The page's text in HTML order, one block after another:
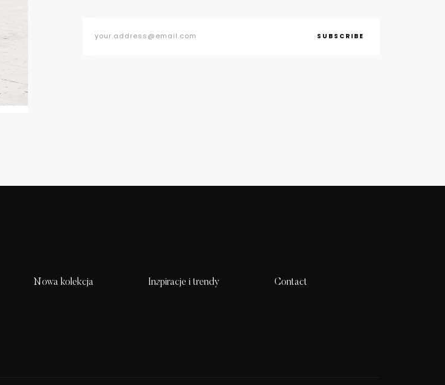
SUBSCRIBE
Nowa kolekcja Inspiracje i trendy Contact